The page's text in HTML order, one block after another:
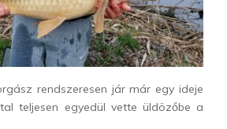
rendszeresen jár már egy ideje
teljesen egyedül vette üldözőbe a